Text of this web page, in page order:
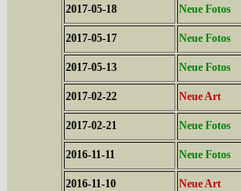
2017-05-18 Neue Fotos
2017-05-17 Neue Fotos
2017-05-13 Neue Fotos
2017-02-22 Neue Art
2017-02-21 Neue Fotos
2016-11-11 Neue Fotos
2016-11-10 Neue Art